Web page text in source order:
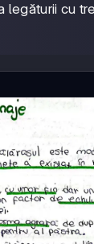
legăturii cu